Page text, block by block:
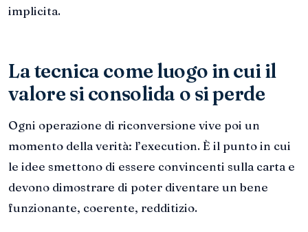
implicita.
La tecnica come luogo in cui il
valore si consolida o si perde
Ogni operazione di riconversione vive poi un
momento della verità: l’execution. È il punto in cui
le idee smettono di essere convincenti sulla carta e
devono dimostrare di poter diventare un bene
funzionante, coerente, redditizio.